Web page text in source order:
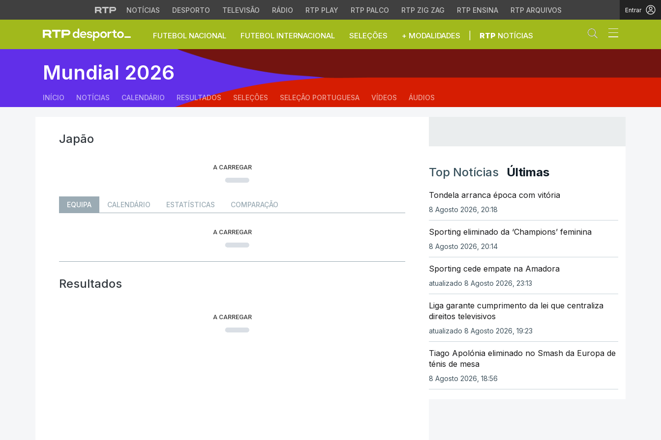
NOTÍCIAS DESPORTO TELEVISÃO RÁDIO RTP PLAY RTP PALCO RTP ZIG ZAG RTP ENSINA RTP ARQUIVOS Entrar
FUTEBOL NACIONAL FUTEBOL INTERNACIONAL SELEÇÕES + MODALIDADES RTP NOTÍCIAS Abrir campo
Seleção do Japão - Mundial de 2026 - Campeonato do Mundo
Mundial 2026
INÍCIO NOTÍCIAS CALENDÁRIO RESULTADOS SELEÇÕES SELEÇÃO PORTUGUESA VÍDEOS ÁUDIOS
Japão
A CARREGAR
EQUIPA CALENDÁRIO ESTATÍSTICAS COMPARAÇÃO
A CARREGAR
Resultados
A CARREGAR
Top Notícias Últimas
Tondela arranca época com vitória
8 Agosto 2026, 20:18
Sporting eliminado da ‘Champions’ feminina
8 Agosto 2026, 20:14
Sporting cede empate na Amadora
atualizado 8 Agosto 2026, 23:13
Liga garante cumprimento da lei que centraliza
direitos televisivos
atualizado 8 Agosto 2026, 19:23
Tiago Apolónia eliminado no Smash da Europa de
ténis de mesa
8 Agosto 2026, 18:56